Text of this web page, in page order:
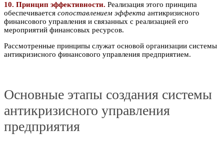
10. Принцип эффективности. Реализация этого принципа
обеспечивается сопоставлением эффекта антикризисного
финансового управления и связанных с реализацией его
мероприятий финансовых ресурсов.
Рассмотренные принципы служат основой организации системы
антикризисного финансового управления предприятием.
Основные этапы создания системы
антикризисного управления
предприятия